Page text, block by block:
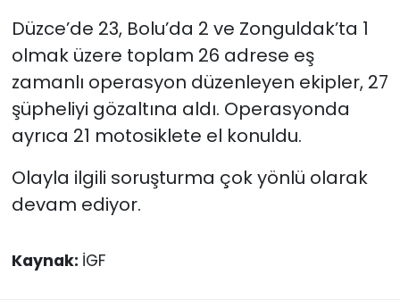
Düzce’de 23, Bolu’da 2 ve Zonguldak’ta 1
olmak üzere toplam 26 adrese eş
zamanlı operasyon düzenleyen ekipler, 27
şüpheliyi gözaltına aldı. Operasyonda
ayrıca 21 motosiklete el konuldu.
Olayla ilgili soruşturma çok yönlü olarak
devam ediyor.
Kaynak: İGF